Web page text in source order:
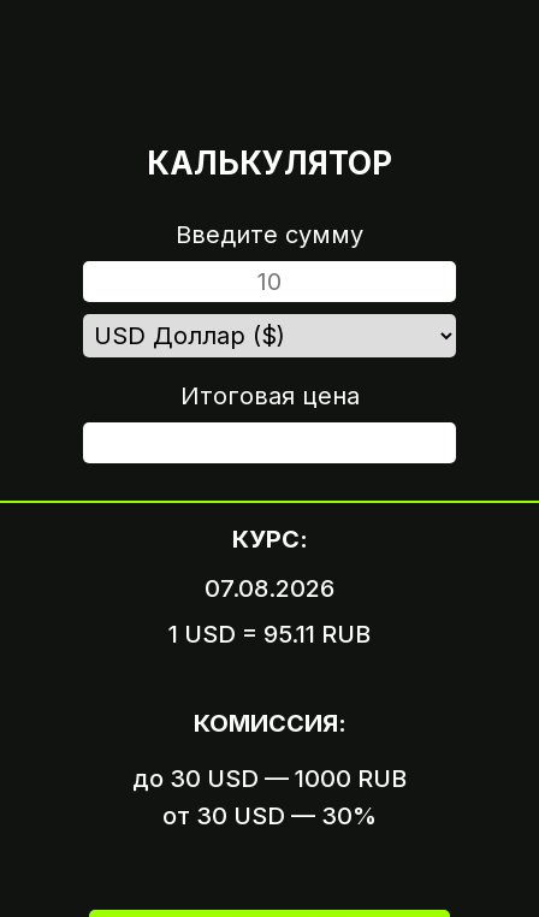
КОМИССИЯ:
КУРС:
07.08.2026
1 USD = 95.11 RUB
Введите сумму
Итоговая цена
до 30 USD — 1000 RUB
от 30 USD — 30%
КАЛЬКУЛЯТОР
от вашего аккаунта
Вариант 2
Пришлите ссылку на оплату,
ШАГ 4